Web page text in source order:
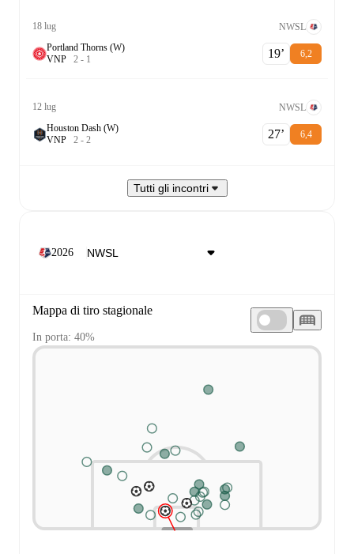
18 lug
NWSL
Portland Thorns (W)
VNP 2 - 1 19‎’‎ 6,2
12 lug
NWSL
Houston Dash (W)
VNP 2 - 2 27‎’‎ 6,4
Tutti gli incontri
2026
Mappa di tiro stagionale
In porta: 40%